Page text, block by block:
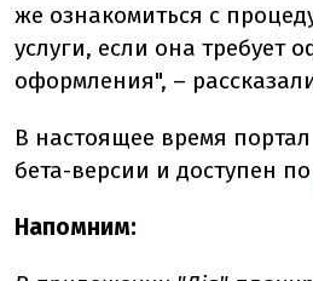
же ознакомиться с
услуги, если она требует
оформления", –
В настоящее время
бета-версии и доступен по
Напомним: